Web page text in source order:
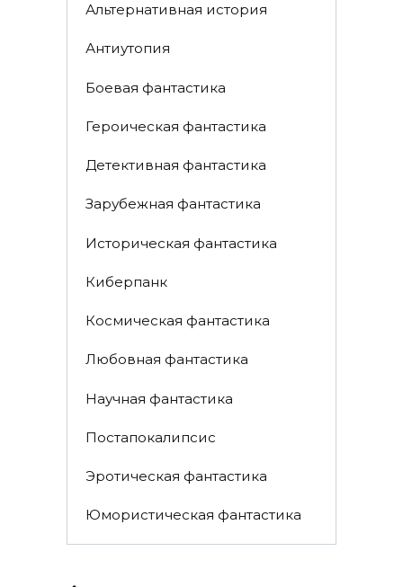
Альтернативная история
Антиутопия
Боевая фантастика
Героическая фантастика
Детективная фантастика
Зарубежная фантастика
Историческая фантастика
Киберпанк
Космическая фантастика
Любовная фантастика
Научная фантастика
Постапокалипсис
Эротическая фантастика
Юмористическая фантастика